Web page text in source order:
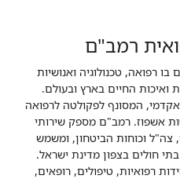
רמב"ם
רפואה, טכנולוגיה ואנושיות
ואיכות החיים בארץ ובעולם.
המסונף לפקולטה לרפואה
ומונה כ- 1000 מיטות אשפוז. רמב"ם מספק שירותי
תושבים, צה"ל וכוחות הביטחון, ומשמש
רפואיות, טיפולים, רופאים,